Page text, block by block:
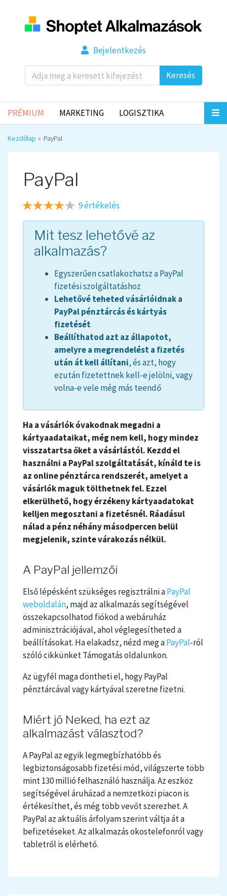
Keresés
Bejelentkezés
PRÉMIUM MARKETING LOGISZTIKA
Kezdőlap PayPal
PayPal
9 értékelés
Mit tesz lehetővé az
alkalmazás?
Egyszerűen csatlakozhatsz a PayPal
fizetési szolgáltatáshoz
Lehetővé teheted vásárlóidnak a
PayPal pénztárcás és kártyás
fizetését
Beállíthatod azt az állapotot,
amelyre a megrendelést a fizetés
után át kell állítani, és azt, hogy
ezután fizetettnek kell-e jelölni, vagy
volna-e vele még más teendő
Ha a vásárlók óvakodnak megadni a
kártyaadataikat, még nem kell, hogy mindez
visszatartsa őket a vásárlástól. Kezdd el
használni a PayPal szolgáltatását, kínáld te is
az online pénztárca rendszerét, amelyet a
vásárlók maguk tölthetnek fel. Ezzel
elkerülhető, hogy érzékeny kártyaadatokat
kelljen megosztani a fizetésnél. Ráadásul
nálad a pénz néhány másodpercen belül
megjelenik, szinte várakozás nélkül.
A PayPal jellemzői
Első lépésként szükséges regisztrálni aPayPal
weboldalán, majd az alkalmazás segítségével
összekapcsolhatod fiókod a webáruház
adminisztrációjával, ahol véglegesítheted a
beállításokat. Ha elakadsz, nézd meg aPayPal-ról
szóló cikkünket Támogatás oldalunkon.
Az ügyfél maga döntheti el, hogy PayPal
pénztárcával vagy kártyával szeretne fizetni.
Miért jó Neked, ha ezt az
alkalmazást választod?
A PayPal az egyik legmegbízhatóbb és
legbiztonságosabb fizetési mód, világszerte több
mint 130 millió felhasználó használja. Az eszköz
segítségével áruházad a nemzetközi piacon is
értékesíthet, és még több vevőt szerezhet. A
PayPal az aktuális árfolyam szerint váltja át a
befizetéseket. Az alkalmazás okostelefonról vagy
tabletről is elérhető.